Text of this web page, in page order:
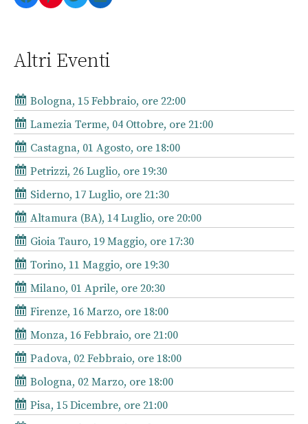
Altri Eventi
Bologna, 15 Febbraio, ore 22:00
Lamezia Terme, 04 Ottobre, ore 21:00
Castagna, 01 Agosto, ore 18:00
Petrizzi, 26 Luglio, ore 19:30
Siderno, 17 Luglio, ore 21:30
Altamura (BA), 14 Luglio, ore 20:00
Gioia Tauro, 19 Maggio, ore 17:30
Torino, 11 Maggio, ore 19:30
Milano, 01 Aprile, ore 20:30
Firenze, 16 Marzo, ore 18:00
Monza, 16 Febbraio, ore 21:00
Padova, 02 Febbraio, ore 18:00
Bologna, 02 Marzo, ore 18:00
Pisa, 15 Dicembre, ore 21:00